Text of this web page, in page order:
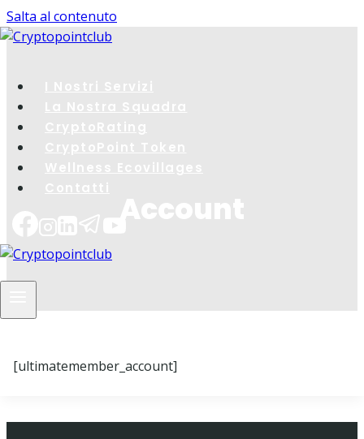
Salta al contenuto
[ultimatemember_account]